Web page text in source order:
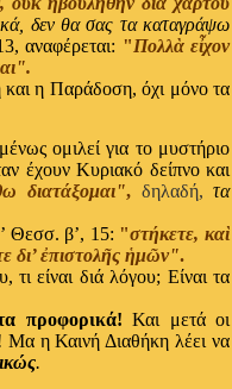
δεν θα σας τα καταγράψω
αναφέρεται: "Πολλὰεἶχον
.
και η Παράδοση, όχι μόνο τα
ομιλεί για το μυστήριο
έχουν Κυριακό δείπνο και
διατάξομαι", δηλαδή, τα
Θεσσ. β’, 15: "στήκετε, καὶ
δι’ ἐπιστολῆς ἡμῶν".
τι είναι διά λόγου; Είναι τα
προφορικά! Και μετά οι
Μα η Καινή Διαθήκη λέει να
.